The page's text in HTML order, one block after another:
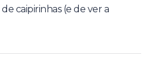
caipirinhas (e de ver a